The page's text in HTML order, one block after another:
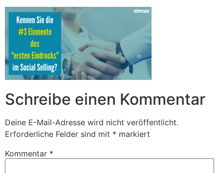
Schreibe einen Kommentar
Deine E-Mail-Adresse wird nicht veröffentlicht.
Erforderliche Felder sind mit * markiert
Kommentar *